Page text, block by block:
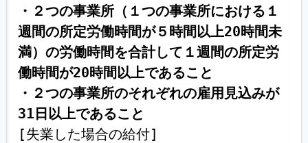
・２つの事業所（１つの事業所における１
週間の所定労働時間が５時間以上20時間未
満）の労働時間を合計して１週間の所定労
働時間が20時間以上であること
・２つの事業所のそれぞれの雇用見込みが
31日以上であること
[失業した場合の給付]